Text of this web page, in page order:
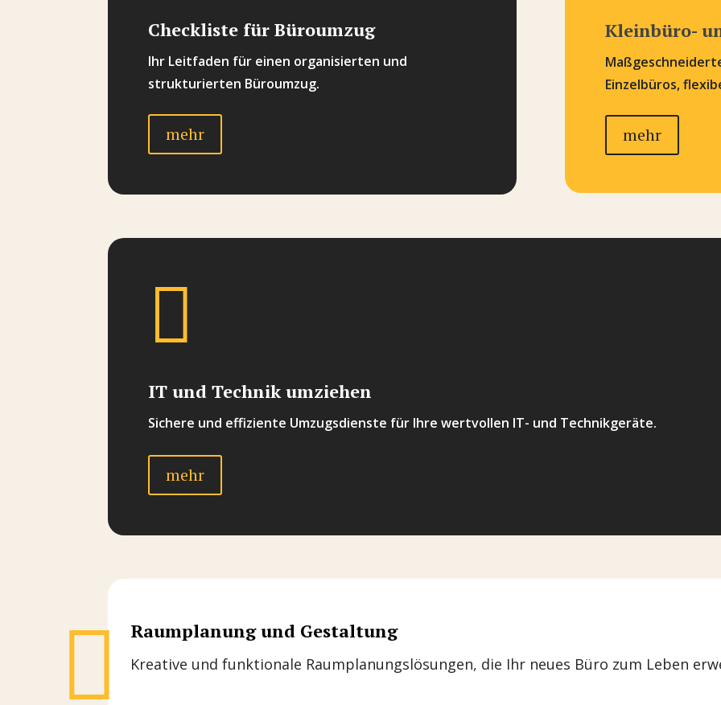
Checkliste für Büroumzug
Ihr Leitfaden für einen organisierten und
strukturierten Büroumzug.
mehr
Kleinbüro-
Einzelbüros,
mehr

IT und Technik umziehen
Sichere und effiziente Umzugsdienste für Ihre wertvollen IT- und Technikgeräte.
mehr
 Raumplanung und Gestaltung
Kreative und funktionale Raumplanungslösungen, die Ihr neues Büro zum Leben